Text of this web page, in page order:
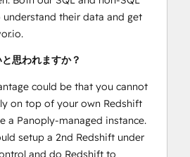
understand their data and get
思われますか？
could be that you cannot
on top of your own Redshift
a Panoply-managed instance.
setup a 2nd Redshift under
and do Redshift to